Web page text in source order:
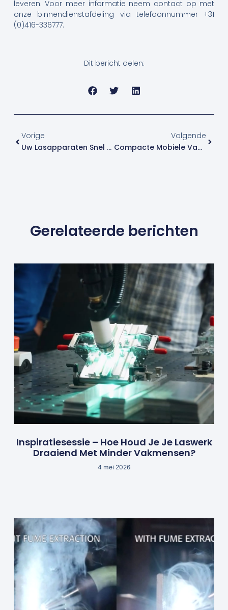
leveren. Voor meer informatie neem contact op met
onze binnendienstafdeling via telefoonnummer +31
(0)416-336777.
Dit bericht delen:
Vorige
Uw Lasapparaten Snel En Nauwkeurig Uitgelezen!
Volgende
Compacte Mobiele Vacuümstraler
Gerelateerde berichten
Inspiratiesessie – Hoe Houd Je Je Laswerk
Draaiend Met Minder Vakmensen?
4 mei 2026